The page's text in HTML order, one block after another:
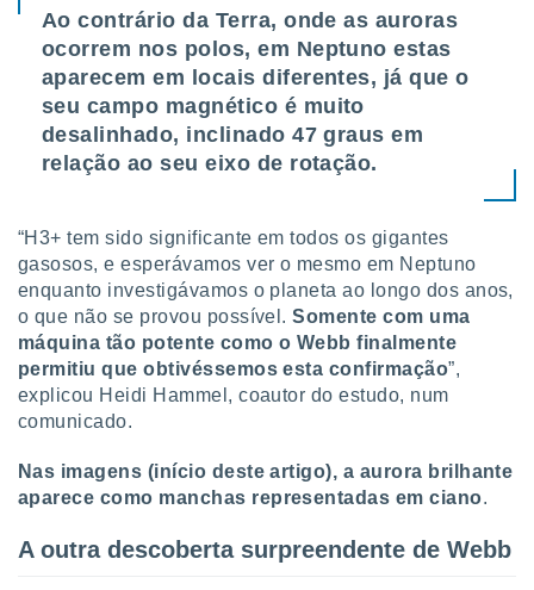
criar
medir
dos
os
de
ou
de dados
fontes,
e melhorar
dados
Ao contrário da Terra, onde as auroras
ocorrem nos polos, em Neptuno estas
aparecem em locais diferentes, já que o
seu campo magnético é muito
desalinhado, inclinado 47 graus em
relação ao seu eixo de rotação.
“H3+ tem sido significante em todos os gigantes
gasosos, e esperávamos ver o mesmo em Neptuno
enquanto investigávamos o planeta ao longo dos anos,
o que não se provou possível.Somente com uma
máquina tão potente como o Webb finalmente
permitiu que obtivéssemos esta confirmação”,
explicou Heidi Hammel, coautor do estudo, num
comunicado.
Nas imagens (início deste artigo), a aurora brilhante
aparece como manchas representadas em ciano.
A outra descoberta surpreendente de Webb